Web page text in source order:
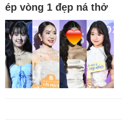
ép vòng 1 đẹp ná thở